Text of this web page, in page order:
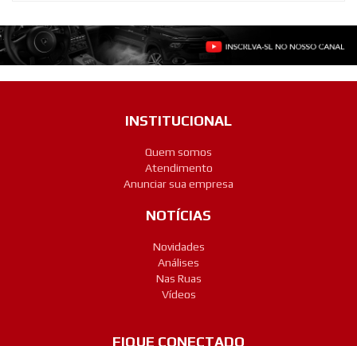
INSTITUCIONAL
Quem somos
Atendimento
Anunciar sua empresa
NOTÍCIAS
Novidades
Análises
Nas Ruas
Vídeos
FIQUE CONECTADO